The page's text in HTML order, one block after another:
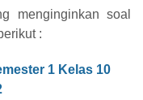
menginginkan soal
:
1 Kelas 10